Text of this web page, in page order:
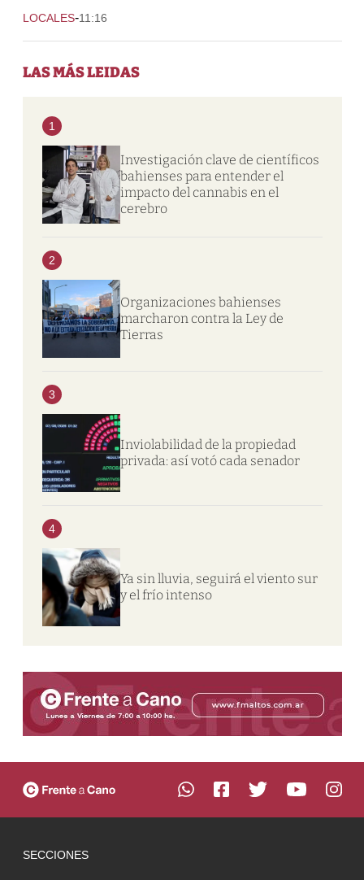
LOCALES-11:16
LAS MÁS LEIDAS
1
Investigación clave de científicos
bahienses para entender el
impacto del cannabis en el
cerebro
2
Organizaciones bahienses
marcharon contra la Ley de
Tierras
3
Inviolabilidad de la propiedad
privada: así votó cada senador
4
Ya sin lluvia, seguirá el viento sur
y el frío intenso
SECCIONES